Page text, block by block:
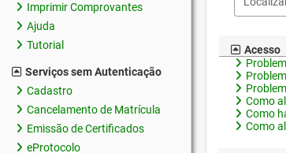
Imprimir Comprovantes
Ajuda
Tutorial
Serviços sem Autenticação
Cadastro
Cancelamento de Matrícula
Emissão de Certificados
eProtocolo
Acesso
Como
Como
Como